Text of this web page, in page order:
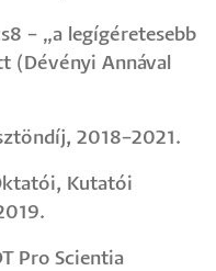
– „a legígéretesebb
(Dévényi Annával
2018–2021.
Kutatói
Pro Scientia